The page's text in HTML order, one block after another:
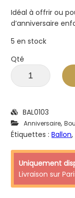
Idéal à offrir ou
d’anniversaire
5 en stock
Qté
BAL0103
Anniversaire,
Étiquettes :Ballon,
Uniquement
Livraison sur